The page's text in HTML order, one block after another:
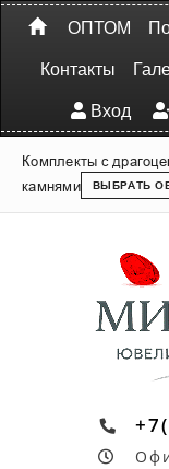
ОПТОМ
Контакты
Вход
Комплекты с
камнями
ВЫБРАТЬ